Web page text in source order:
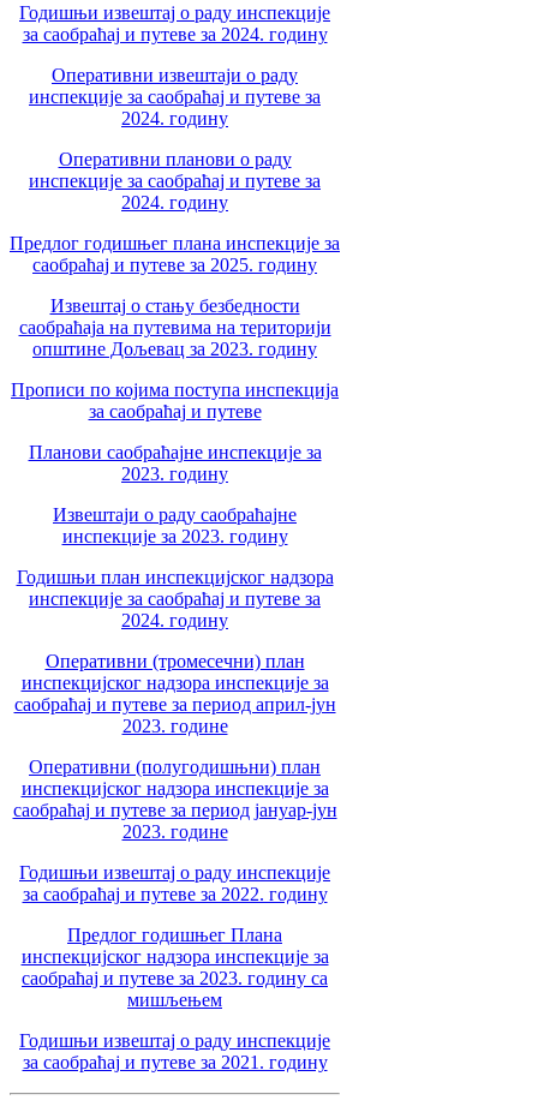
Годишњи извештај о раду инспекције
за саобраћај и путеве за 2024. годину
Оперативни извештаји о раду
инспекције за саобраћај и путеве за
2024. годину
Оперативни планови о раду
инспекције за саобраћај и путеве за
2024. годину
Предлог годишњег плана инспекције за
саобраћај и путеве за 2025. годину
Извештај о стању безбедности
саобраћаја на путевима на територији
општине Дољевац за 2023. годину
Прописи по којима поступа инспекција
за саобраћај и путеве
Планови саобраћајне инспекције за
2023. годину
Извештаји о раду саобраћајне
инспекције за 2023. годину
Годишњи план инспекцијског надзора
инспекције за саобраћај и путеве за
2024. годину
Оперативни (тромесечни) план
инспекцијског надзора инспекције за
саобраћај и путеве за период април-јун
2023. године
Оперативни (полугодишњни) план
инспекцијског надзора инспекције за
саобраћај и путеве за период јануар-јун
2023. године
Годишњи извештај о раду инспекције
за саобраћај и путеве за 2022. годину
Предлог годишњег Плана
инспекцијског надзора инспекције за
саобраћај и путеве за 2023. годину са
мишљењем
Годишњи извештај о раду инспекције
за саобраћај и путеве за 2021. годину